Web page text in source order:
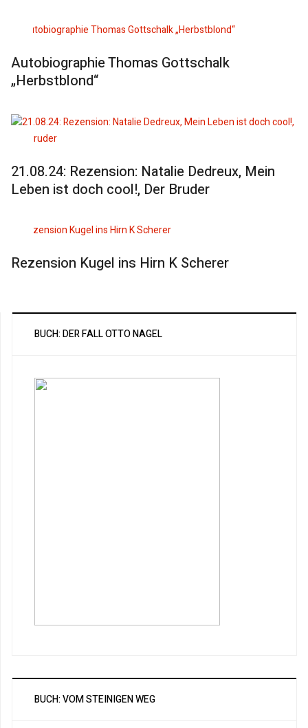
Autobiographie Thomas Gottschalk
„Herbstblond“
21.08.24: Rezension: Natalie Dedreux, Mein
Leben ist doch cool!, Der Bruder
Rezension Kugel ins Hirn K Scherer
BUCH: DER FALL OTTO NAGEL
BUCH: VOM STEINIGEN WEG